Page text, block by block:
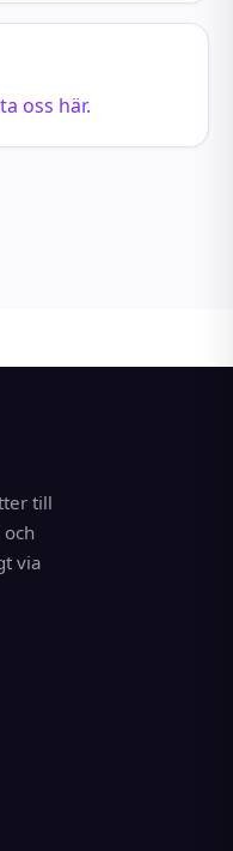
oss här.
till
via